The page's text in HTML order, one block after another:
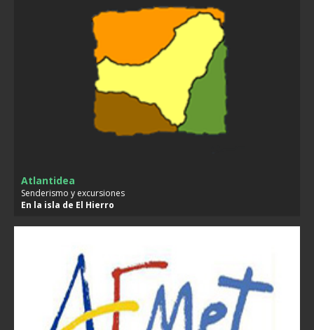
Atlantidea
Senderismo y excursiones
En la isla de El Hierro